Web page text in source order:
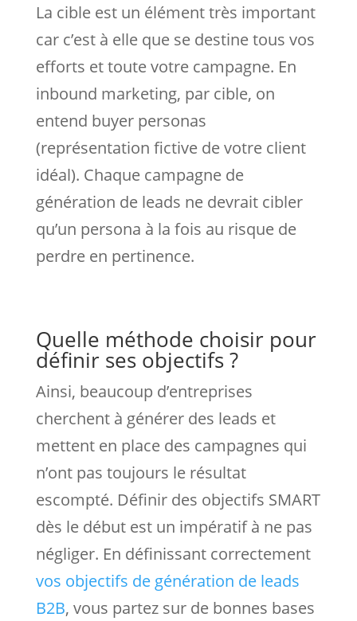
La cible est un élément très important
car c’est à elle que se destine tous vos
efforts et toute votre campagne. En
inbound marketing, par cible, on
entend buyer personas
(représentation fictive de votre client
idéal). Chaque campagne de
génération de leads ne devrait cibler
qu’un persona à la fois au risque de
perdre en pertinence.
Quelle méthode choisir pour
définir ses objectifs ?
Ainsi, beaucoup d’entreprises
cherchent à générer des leads et
mettent en place des campagnes qui
n’ont pas toujours le résultat
escompté. Définir des objectifs SMART
dès le début est un impératif à ne pas
négliger. En définissant correctement
vos objectifs de génération de leads
B2B, vous partez sur de bonnes bases